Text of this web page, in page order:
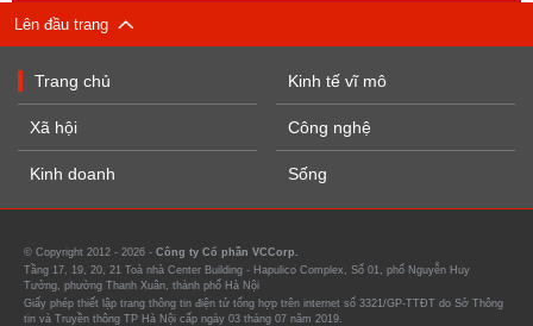
Lên đầu trang
Trang chủ
Xã hội
Kinh doanh
Kinh tế vĩ mô
Công nghệ
Sống
© Copyright 2012 - 2026 - Công ty Cổ phần VCCorp.
Tầng 17, 19, 20, 21 Toà nhà Center Building - Hapulico Complex, Số 01, phố Nguyễn Huy
Tưởng, phường Thanh Xuân, thành phố Hà Nội
Giấy phép thiết lập trang thông tin điện tử tổng hợp trên internet số 3321/GP-TTĐT do Sở Thông
tin và Truyền thông TP Hà Nội cấp ngày 03 tháng 07 năm 2019.